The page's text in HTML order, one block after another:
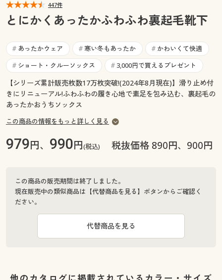
マイページ
閲覧履歴
お気に入り
サポート
ご利用ガイド
よくある質問とお問い合わせ
閲覧履歴
サポート
ご利用ガイド
よくある質問とお問い合わせ
447件
とにかくあったかふわふわ裏起毛靴下
# あったかウェア # 寒い冬もあったか # かわいくて快適
# ショート・クルーソックス # 3,000円で買えるプレゼント
【シリーズ累計販売枚数17万枚突破!(2024年8月現在)】滑り止め付
きにリニューアル!ふわふわの履き心地で素足を包み込む、裏起毛の
あったかおうちソックス
この商品の情報をもっと詳しく見る
979円、 990円(税込) 税抜価格 890円、900円
この商品の販売期間は終了しました。
現在販売中の類似商品は【代替商品を見る】ボタンからご確認く
ださい。
代替商品を見る